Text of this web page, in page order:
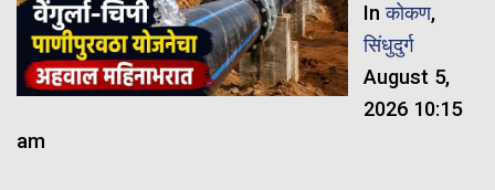
Inकोकण,
सिंधुदुर्ग
August 5,
2026 10:15
am